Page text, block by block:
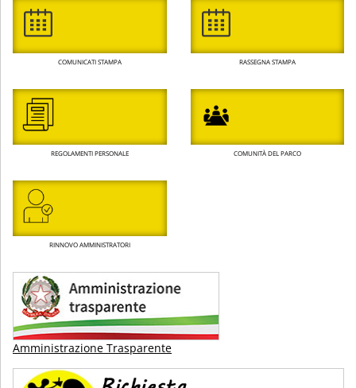
COMUNICATI STAMPA RASSEGNA STAMPA
REGOLAMENTI PERSONALE COMUNITÀ DEL PARCO
RINNOVO AMMINISTRATORI
Amministrazione Trasparente